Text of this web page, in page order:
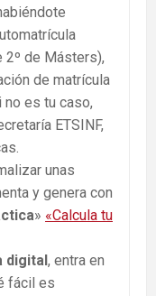
2º de Másters),
de matrícula
es tu caso,
ETSINF,
unas
y genera con
» «Calcula tu
digital , entra en
fácil es